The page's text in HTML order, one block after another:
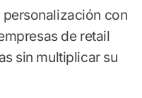
con
de retail
sin multiplicar su